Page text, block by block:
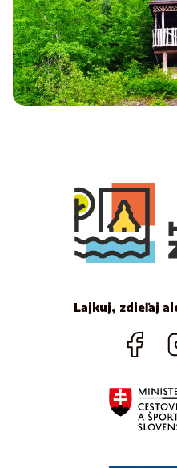
Lajkuj, zdieľaj